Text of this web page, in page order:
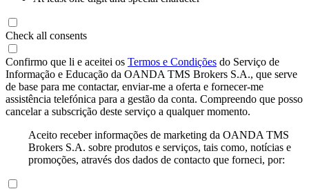
Check all consents
Confirmo que li e aceitei os Termos e Condições do Serviço de
Informação e Educação da OANDA TMS Brokers S.A., que serve
de base para me contactar, enviar-me a oferta e fornecer-me
assistência telefónica para a gestão da conta. Compreendo que posso
cancelar a subscrição deste serviço a qualquer momento.
Aceito receber informações de marketing da OANDA TMS
Brokers S.A. sobre produtos e serviços, tais como, notícias e
promoções, através dos dados de contacto que forneci, por: